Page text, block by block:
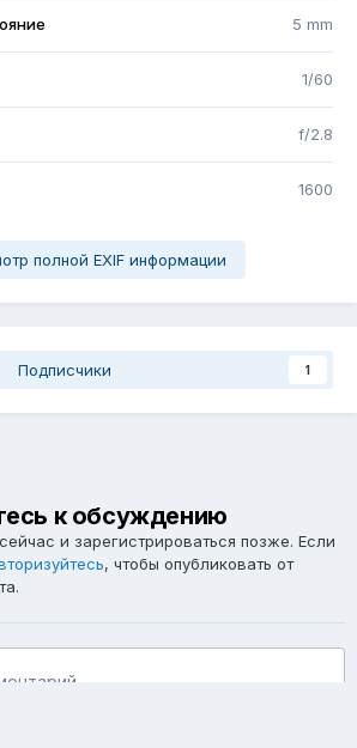
5 mm
1/60
f/2.8
1600
полной EXIF информации
Подписчики 1
к обсуждению
и зарегистрироваться позже. Если
, чтобы опубликовать от